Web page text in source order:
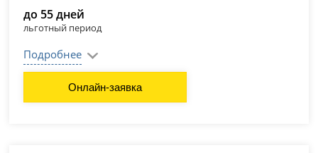
до 55 дней
льготный период
Подробнее
Онлайн-заявка